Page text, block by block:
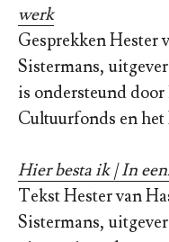
werk
Gesprekken Hester
Sistermans,
is ondersteund
Cultuurfonds en
Hier besta ik | In
Tekst Hester van
Sistermans,